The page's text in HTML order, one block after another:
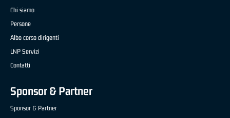
Chi siamo
Persone
Albo corso dirigenti
LNP Servizi
Contatti
Sponsor & Partner
Sponsor & Partner